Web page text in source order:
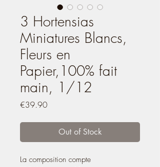
3 Hortensias
Miniatures Blancs,
Fleurs en
Papier,100% fait
main, 1/12
€39.90Price
Out of Stock
La composition compte